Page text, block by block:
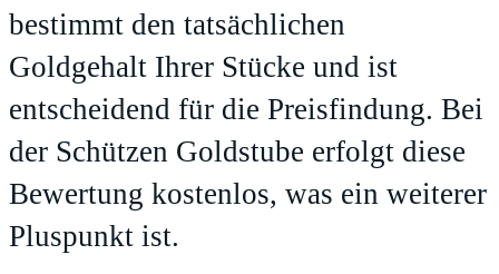
bestimmt den tatsächlichen
Goldgehalt Ihrer Stücke und ist
entscheidend für die Preisfindung. Bei
der Schützen Goldstube erfolgt diese
Bewertung kostenlos, was ein weiterer
Pluspunkt ist.